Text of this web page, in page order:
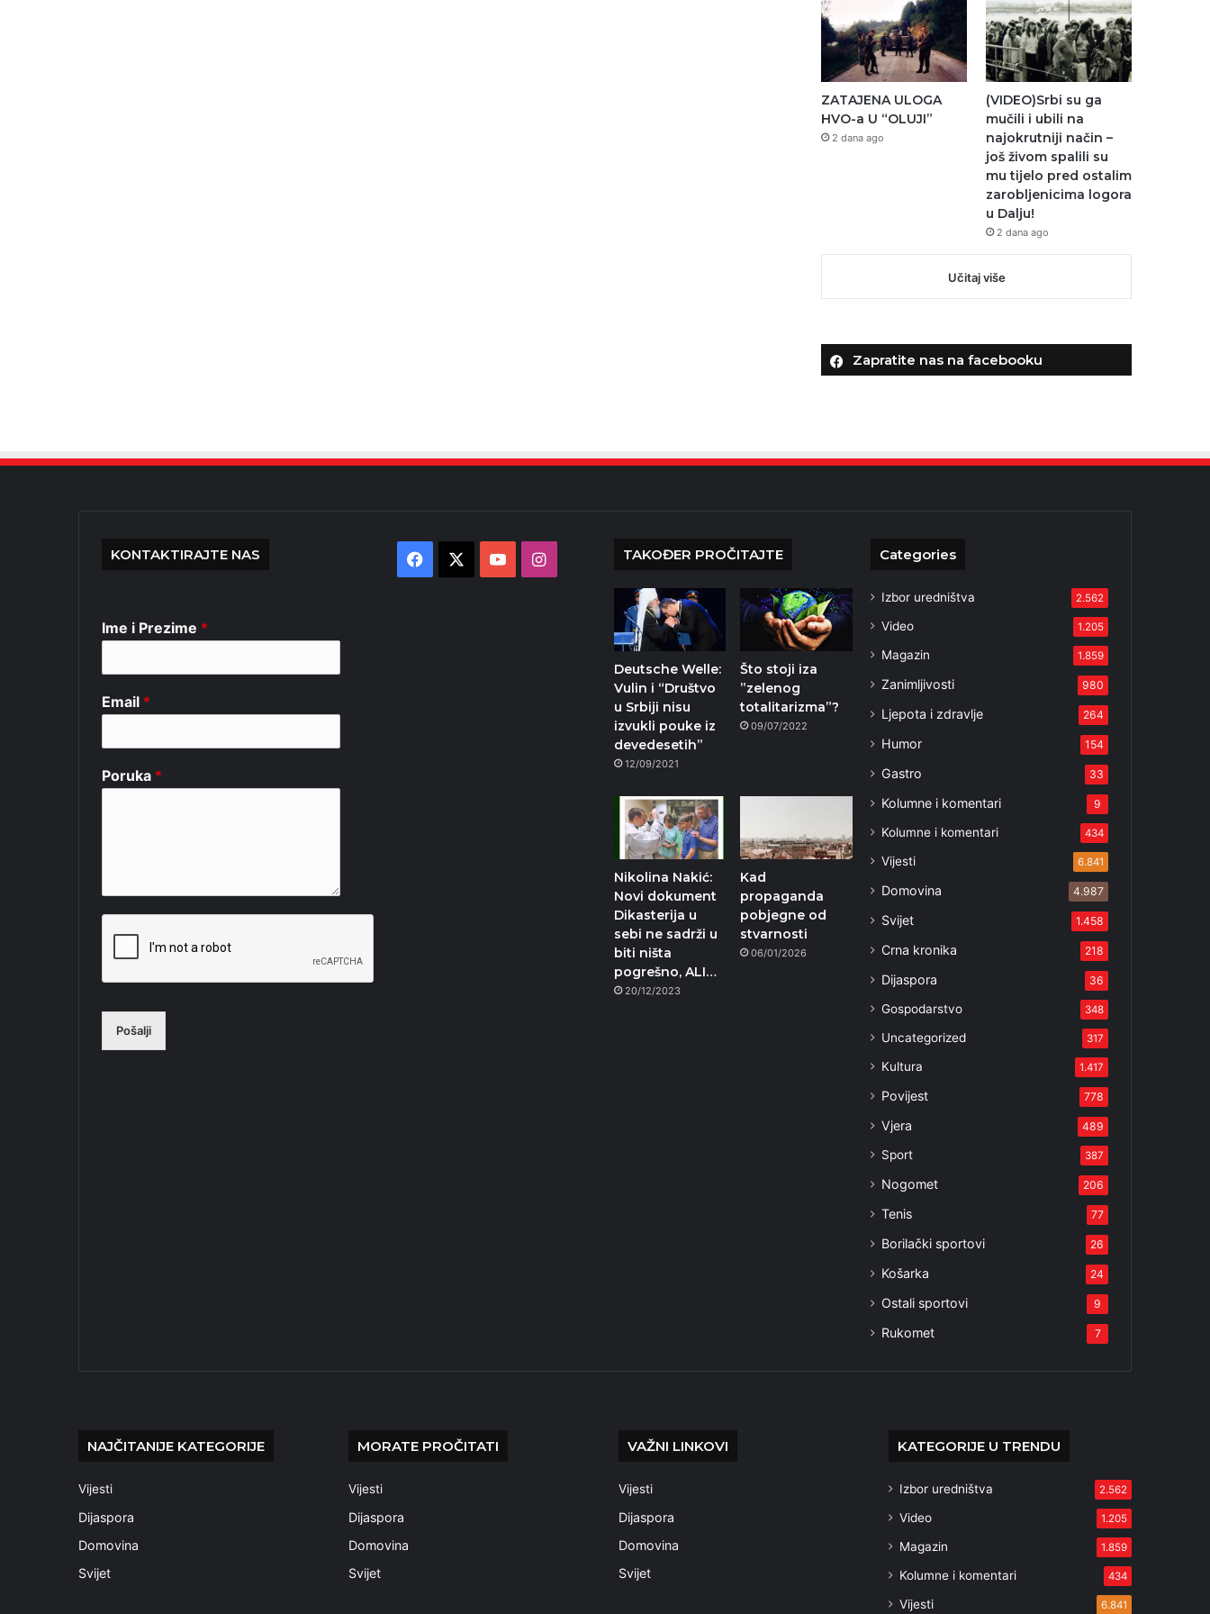
ZATAJENA ULOGA
HVO-a U “OLUJI”
2 dana ago
(VIDEO)Srbi su ga
mučili i ubili na
najokrutniji način –
još živom spalili su
mu tijelo pred ostalim
zarobljenicima logora
u Dalju!
2 dana ago
Učitaj više
Zapratite nas na facebooku
KONTAKTIRAJTE NAS
Ime i Prezime *
Email *
Poruka *
Pošalji
Facebook YouTubeInstagram TAKOĐER PROČITAJTE
Deutsche Welle:
Vulin i “Društvo
u Srbiji nisu
izvukli pouke iz
devedesetih”
12/09/2021
Što stoji iza
”zelenog
totalitarizma”?
09/07/2022
Nikolina Nakić:
Novi dokument
Dikasterija u
sebi ne sadrži u
biti ništa
pogrešno, ALI…
20/12/2023
Kad
propaganda
pobjegne od
stvarnosti
06/01/2026
Categories
Izbor uredništva 2.562
Video 1.205
Magazin 1.859
Zanimljivosti 980
Ljepota i zdravlje 264
Humor 154
Gastro 33
Kolumne i komentari 9
Kolumne i komentari 434
Vijesti 6.841
Domovina 4.987
Svijet 1.458
Crna kronika 218
Dijaspora 36
Gospodarstvo 348
Uncategorized 317
Kultura 1.417
Povijest 778
Vjera 489
Sport 387
Nogomet 206
Tenis 77
Borilački sportovi 26
Košarka 24
Ostali sportovi 9
Rukomet 7
NAJČITANIJE KATEGORIJE
Vijesti
Dijaspora
Domovina
Svijet
MORATE PROČITATI
Vijesti
Dijaspora
Domovina
Svijet
VAŽNI LINKOVI
Vijesti
Dijaspora
Domovina
Svijet
KATEGORIJE U TRENDU
Izbor uredništva 2.562
Video 1.205
Magazin 1.859
Kolumne i komentari 434
Vijesti 6.841